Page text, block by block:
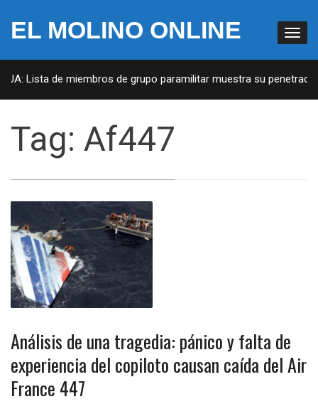
EL MOLINO ONLINE
Lista de miembros de grupo paramilitar muestra su penetración
Tag: Af447
Análisis de una tragedia: pánico y falta de
experiencia del copiloto causan caída del Air
France 447